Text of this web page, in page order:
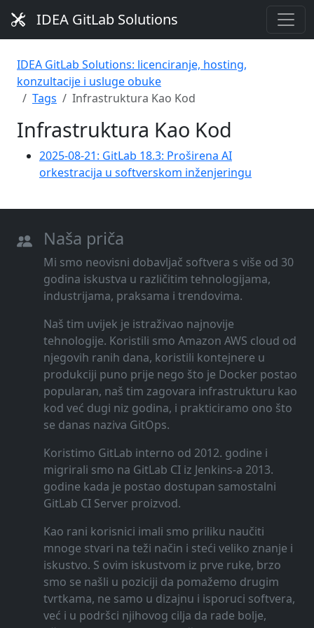
IDEA GitLab Solutions
IDEA GitLab Solutions: licenciranje, hosting,
konzultacije i usluge obuke
Tags
Infrastruktura Kao Kod
Infrastruktura Kao Kod
2025-08-21: GitLab 18.3: Proširena AI
orkestracija u softverskom inženjeringu
Naša priča
Mi smo neovisni dobavljač softvera s više od 30
godina iskustva u različitim tehnologijama,
industrijama, praksama i trendovima.
Naš tim uvijek je istraživao najnovije
tehnologije. Koristili smo Amazon AWS cloud od
njegovih ranih dana, koristili kontejnere u
produkciji puno prije nego što je Docker postao
popularan, naš tim zagovara infrastrukturu kao
kod već dugi niz godina, i prakticiramo ono što
se danas naziva GitOps.
Koristimo GitLab interno od 2012. godine i
migrirali smo na GitLab CI iz Jenkins-a 2013.
godine kada je postao dostupan samostalni
GitLab CI Server proizvod.
Kao rani korisnici imali smo priliku naučiti
mnoge stvari na teži način i steći veliko znanje i
iskustvo. S ovim iskustvom iz prve ruke, brzo
smo se našli u poziciji da pomažemo drugim
tvrtkama, ne samo u dizajnu i isporuci softvera,
već i u podršci njihovog cilja da rade bolje,